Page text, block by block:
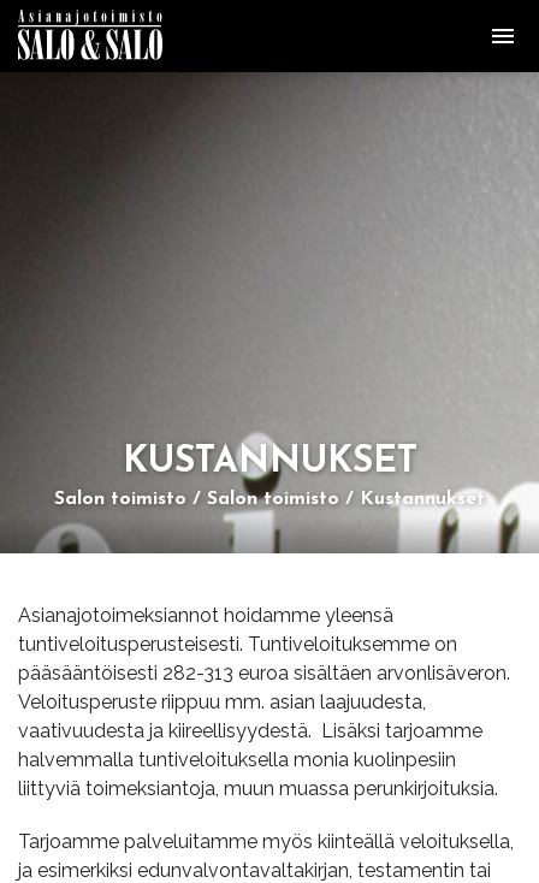
KUS­TAN­NUK­SET
Salon toimisto Salon toimisto Kustannukset
Asianajotoimeksiannot hoidamme yleensä
tuntiveloitusperusteisesti. Tuntiveloituksemme on
pääsääntöisesti 282-313 euroa sisältäen arvonlisäveron.
Veloitusperuste riippuu mm. asian laajuudesta,
vaativuudesta ja kiireellisyydestä. Lisäksi tarjoamme
halvemmalla tuntiveloituksella monia kuolinpesiin
liittyviä toimeksiantoja, muun muassa perunkirjoituksia.
Tarjoamme palveluitamme myös kiinteällä veloituksella,
ja esimerkiksi edunvalvontavaltakirjan, testamentin tai